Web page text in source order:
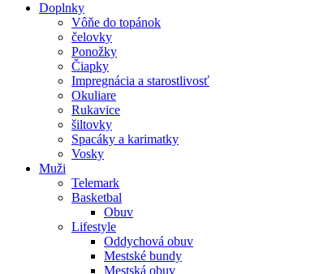
Doplnky
Vôňe do topánok
čelovky
Ponožky
Čiapky
Impregnácia a starostlivosť
Okuliare
Rukavice
šiltovky
Spacáky a karimatky
Vosky
Muži
Telemark
Basketbal
Obuv
Lifestyle
Oddychová obuv
Mestské bundy
Mestská obuv